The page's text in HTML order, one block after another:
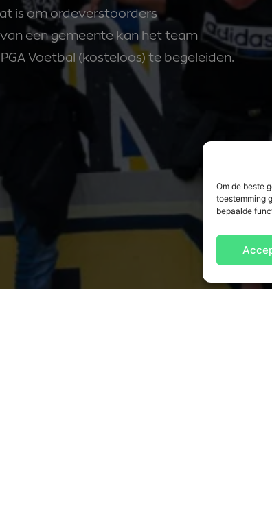
Om de beste
toestemming
bepaalde
is om ordeverstoorders
een gemeente kan het team
Voetbal (kosteloos) te begeleiden.